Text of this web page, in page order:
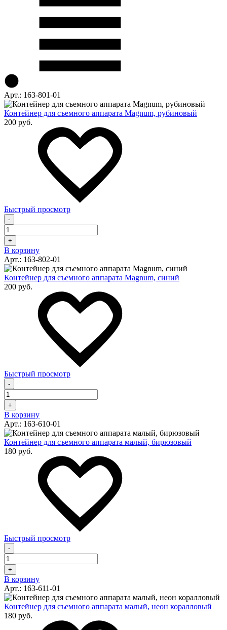
Арт.: 163-801-01
Контейнер для съемного аппарата Magnum, рубиновый
200 руб.
Быстрый просмотр
-
+
В корзину
Арт.: 163-802-01
Контейнер для съемного аппарата Magnum, синий
200 руб.
Быстрый просмотр
-
+
В корзину
Арт.: 163-610-01
Контейнер для съемного аппарата малый, бирюзовый
180 руб.
Быстрый просмотр
-
+
В корзину
Арт.: 163-611-01
Контейнер для съемного аппарата малый, неон коралловый
180 руб.